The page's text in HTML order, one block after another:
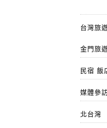
台灣旅
金門旅
民宿 飯
媒體參
北台灣